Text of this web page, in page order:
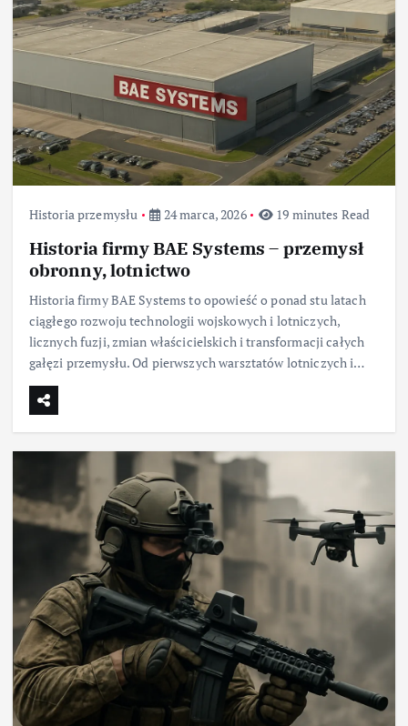
Historia przemysłu 24 marca, 2026 19 minutes Read
Historia firmy BAE Systems – przemysł
obronny, lotnictwo
Historia firmy BAE Systems to opowieść o ponad stu latach
ciągłego rozwoju technologii wojskowych i lotniczych,
licznych fuzji, zmian właścicielskich i transformacji całych
gałęzi przemysłu. Od pierwszych warsztatów lotniczych i…